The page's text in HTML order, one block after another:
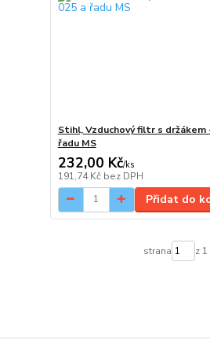
Stihl, Vzduchový filtr s držákem
řadu MS
232,00 Kč/ks
191,74 Kč bez DPH
Přidat do
strana z 1